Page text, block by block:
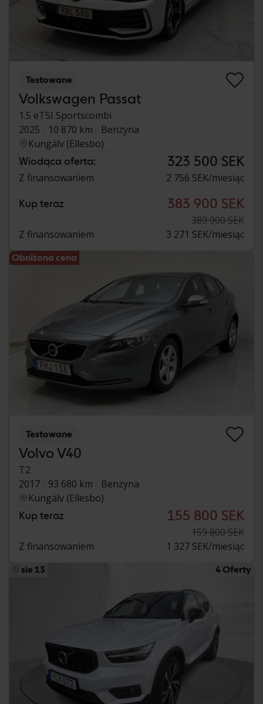
Testowane
Volkswagen Passat
1.5 eTSI Sportscombi
2025
10 870 km
Benzyna
Kungälv (Ellesbo)
Wiodąca oferta: 323 500 SEK
Z finansowaniem 2 756 SEK/miesiąc
Kup teraz 383 900 SEK
389 900 SEK
Z finansowaniem
3 271 SEK/miesiąc
Obniżona cena
Testowane
Volvo V40
T2
2017
93 680 km
Benzyna
Kungälv (Ellesbo)
Kup teraz 155 800 SEK
159 800 SEK
Z finansowaniem
1 327 SEK/miesiąc
sie 13 4 Oferty